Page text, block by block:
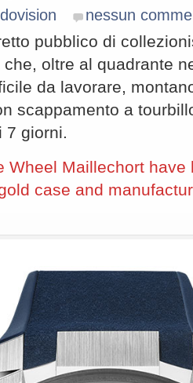
nessun
pubblico di
oltre al quadrante
da lavorare,
scappamento a
giorni.
Wheel Maillechort
case and